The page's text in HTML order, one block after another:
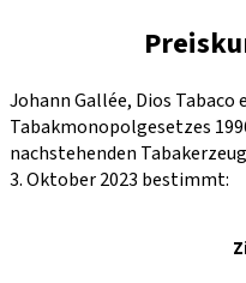
Johann Gallée, Dios Tabaco
Tabakmonopolgesetzes
nachstehenden
3. Oktober 2023 bestimmt: